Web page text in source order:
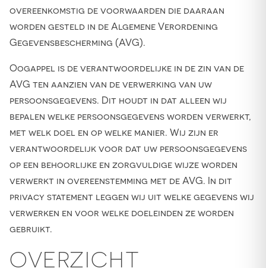
overeenkomstig de voorwaarden die daaraan
worden gesteld in de Algemene Verordening
Gegevensbescherming (AVG).
Oogappel is de verantwoordelijke in de zin van de
AVG ten aanzien van de verwerking van uw
persoonsgegevens. Dit houdt in dat alleen wij
bepalen welke persoonsgegevens worden verwerkt,
met welk doel en op welke manier. Wij zijn er
verantwoordelijk voor dat uw persoonsgegevens
op een behoorlijke en zorgvuldige wijze worden
verwerkt in overeenstemming met de AVG. In dit
privacy statement leggen wij uit welke gegevens wij
verwerken en voor welke doeleinden ze worden
gebruikt.
OVERZICHT